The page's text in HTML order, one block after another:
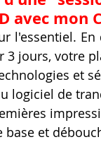
mon
l'essentiel. En
3 jours, votre
et
logiciel de
base et